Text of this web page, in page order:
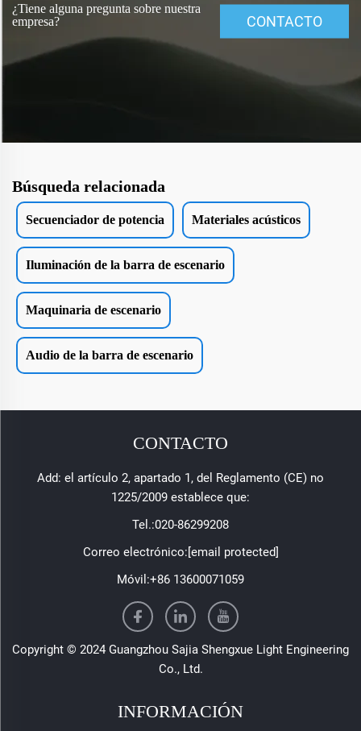
¿Tiene alguna pregunta sobre nuestra
empresa?
CONTACTO
Búsqueda relacionada
Secuenciador de potencia Materiales acústicos
Iluminación de la barra de escenario
Maquinaria de escenario
Audio de la barra de escenario
CONTACTO
Add: el artículo 2, apartado 1, del Reglamento (CE) no
1225/2009 establece que:
Tel.:020-86299208
Correo electrónico:[email protected]
Móvil:+86 13600071059
Copyright © 2024 Guangzhou Sajia Shengxue Light Engineering
Co., Ltd.
INFORMACIÓN